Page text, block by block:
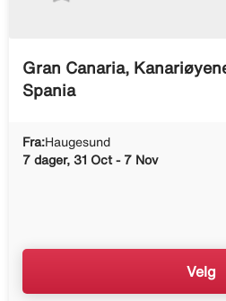
Gran Canaria,
Spania
Fra:Haugesund
7 dager, 31 Oct - 7 Nov
Velg